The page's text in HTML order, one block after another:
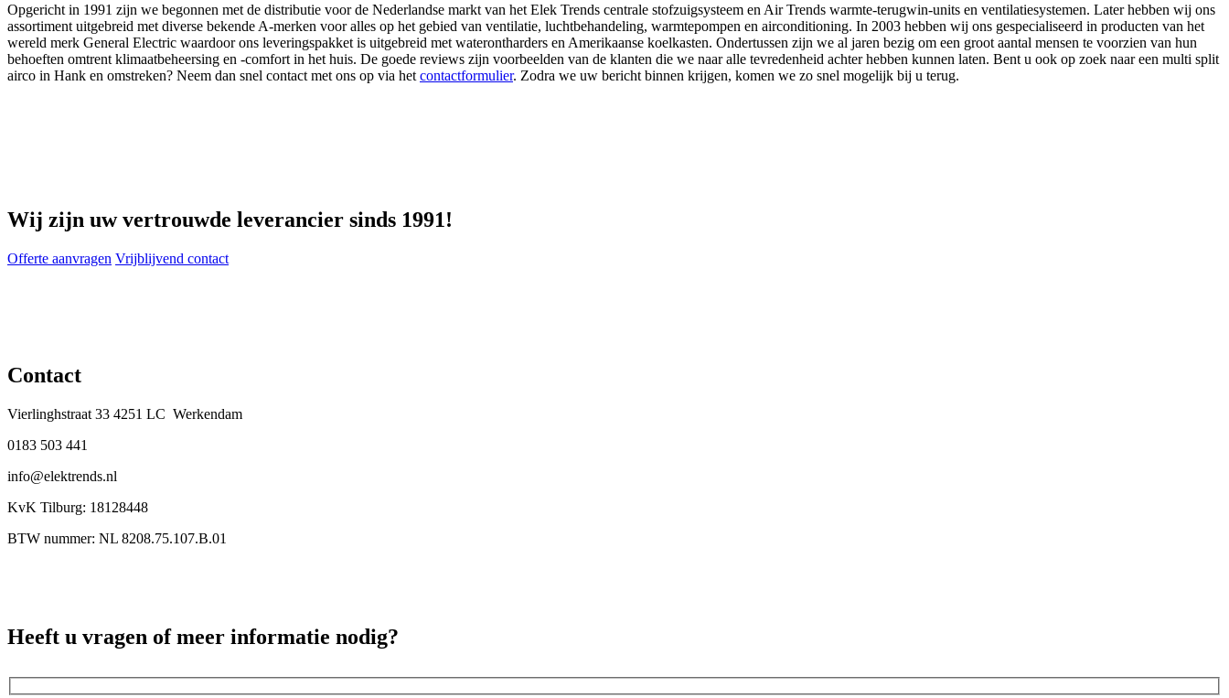
Opgericht in 1991 zijn we begonnen met de distributie voor de Nederlandse markt van het Elek Trends centrale stofzuigsysteem en Air Trends warmte-terugwin-units en ventilatiesystemen. Later hebben wij ons
assortiment uitgebreid met diverse bekende A-merken voor alles op het gebied van ventilatie, luchtbehandeling, warmtepompen en airconditioning. In 2003 hebben wij ons gespecialiseerd in producten van het
wereld merk General Electric waardoor ons leveringspakket is uitgebreid met waterontharders en Amerikaanse koelkasten. Ondertussen zijn we al jaren bezig om een groot aantal mensen te voorzien van hun
behoeften omtrent klimaatbeheersing en -comfort in het huis. De goede reviews zijn voorbeelden van de klanten die we naar alle tevredenheid achter hebben kunnen laten. Bent u ook op zoek naar een multi split
airco in Hank en omstreken? Neem dan snel contact met ons op via het contactformulier. Zodra we uw bericht binnen krijgen, komen we zo snel mogelijk bij u terug.
Wij zijn uw vertrouwde leverancier sinds 1991!
Offerte aanvragen Vrijblijvend contact
Contact
Vierlinghstraat 33 4251 LC Werkendam
0183 503 441
info@elektrends.nl
KvK Tilburg: 18128448
BTW nummer: NL 8208.75.107.B.01
Heeft u vragen of meer informatie nodig?